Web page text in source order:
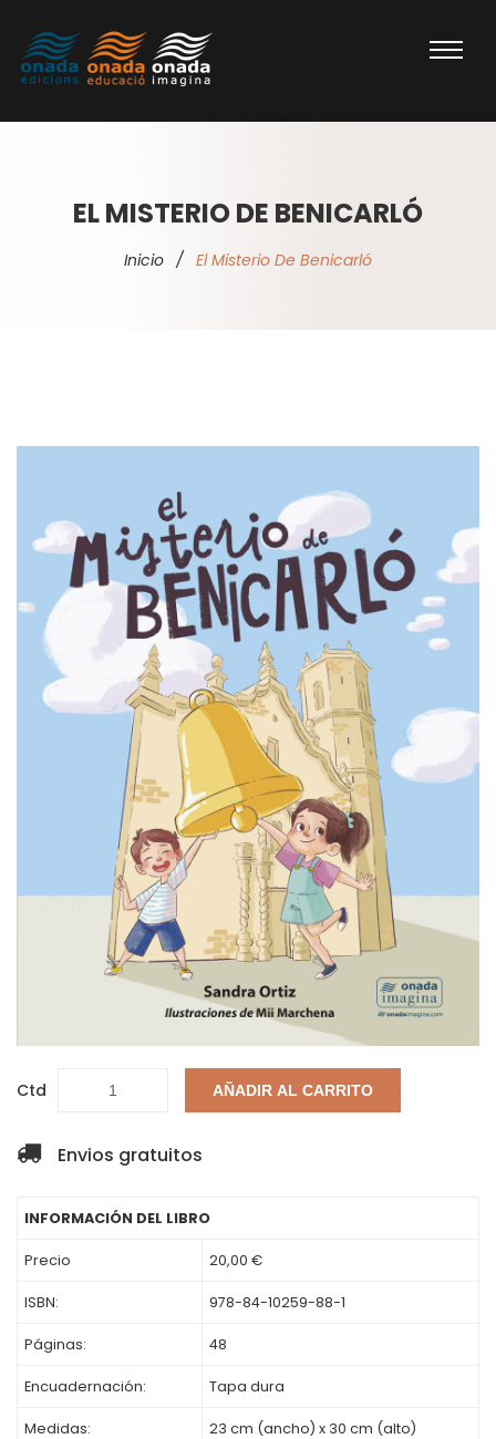
EL MISTERIO DE BENICARLÓ
Inicio / El Misterio De Benicarló
Ctd AÑADIR AL CARRITO
Envios gratuitos
INFORMACIÓN DEL LIBRO
Precio 20,00 €
ISBN: 978-84-10259-88-1
Páginas: 48
Encuadernación: Tapa dura
Medidas: 23 cm (ancho) x 30 cm (alto)